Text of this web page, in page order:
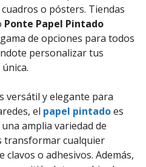
o pósters. Tiendas
Ponte Papel Pintado
de opciones para todos
personalizar tus
versátil y elegante para
el papel pintadoes
amplia variedad de
transformar cualquier
clavos o adhesivos. Además,